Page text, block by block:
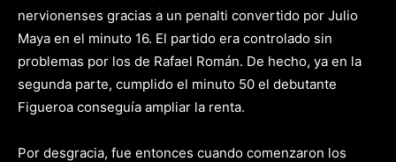
nervionenses gracias a un penalti convertido por Julio
Maya en el minuto 16. El partido era controlado sin
problemas por los de Rafael Román. De hecho, ya en la
segunda parte, cumplido el minuto 50 el debutante
Figueroa conseguía ampliar la renta.
Por desgracia, fue entonces cuando comenzaron los